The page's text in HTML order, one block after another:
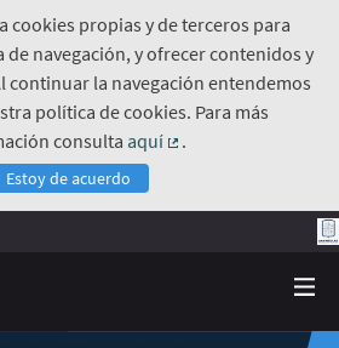
cookies propias y de terceros para
navegación, y ofrecer contenidos y
continuar la navegación entendemos
política de cookies. Para más
consulta aquí
.
Estoy de acuerdo